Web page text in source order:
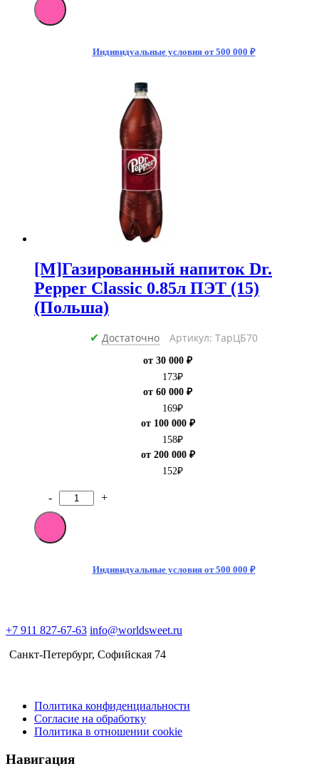
[M]Газированный
напиток
Индивидуальные условия от 500 000 ₽
[M]Газированный напиток Dr.
Pepper Classic 0.85л ПЭТ (15)
(Польша)
✔ Достаточно Артикул: ТарЦБ70
от 30 000 ₽
173₽
от 60 000 ₽
169₽
от 100 000 ₽
158₽
от 200 000 ₽
152₽
Количество
товара
[M]Газированный
напиток
(Польша)
- +
Индивидуальные условия от 500 000 ₽
+7 911 827-67-63 info@worldsweet.ru
Санкт-Петербург​, Софийская 74
Политика конфиденциальности
Согласие на обработку
Политика в отношении cookie
Навигация